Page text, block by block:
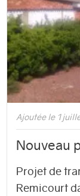
Ajoutée le 1
Nouveau
Projet de
Remicourt